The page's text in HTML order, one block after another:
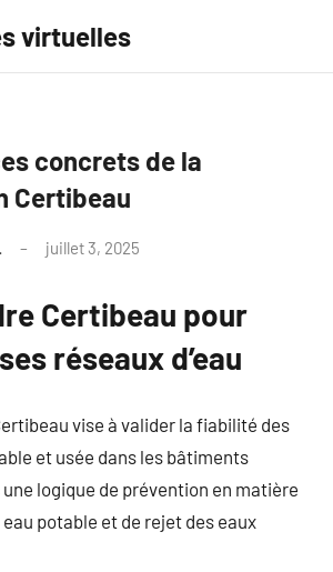
virtuelles
concrets de la
Certibeau
juillet 3, 2025
Certibeau pour
réseaux d’eau
vise à valider la fiabilité des
et usée dans les bâtiments
une logique de prévention en matière
potable et de rejet des eaux